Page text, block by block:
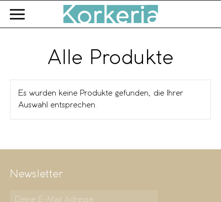
Zum Hauptinhalt springen
Alle Produkte
Es wurden keine Produkte gefunden, die Ihrer
Auswahl entsprechen.
Newsletter